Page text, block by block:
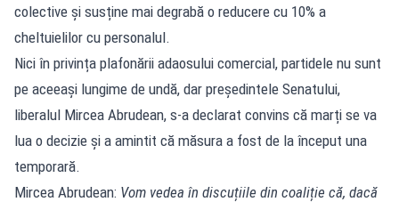
colective și susține mai degrabă o reducere cu 10% a
cheltuielilor cu personalul.
Nici în privința plafonării adaosului comercial, partidele nu sunt
pe aceeași lungime de undă, dar președintele Senatului,
liberalul Mircea Abrudean, s-a declarat convins că marți se va
lua o decizie și a amintit că măsura a fost de la început una
temporară.
Mircea Abrudean: Vom vedea în discuțiile din coaliție că, dacă